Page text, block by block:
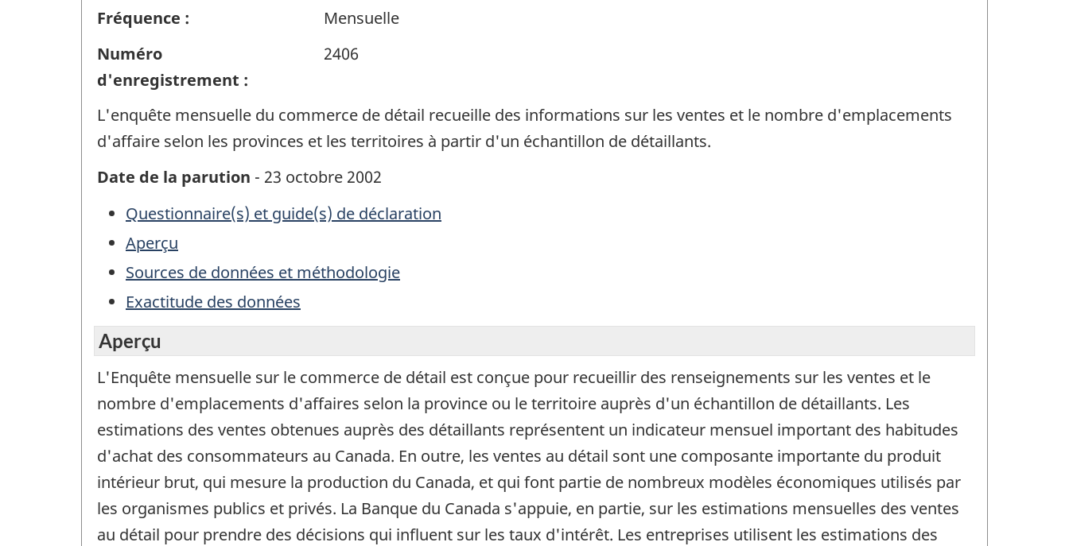
Fréquence :
Mensuelle
Numéro
d'enregistrement :
2406
L'enquête mensuelle du commerce de détail recueille des informations sur les ventes et le nombre d'emplacements
d'affaire selon les provinces et les territoires à partir d'un échantillon de détaillants.
Date de la parution - 23 octobre 2002
Questionnaire(s) et guide(s) de déclaration
Aperçu
Sources de données et méthodologie
Exactitude des données
Aperçu
L'Enquête mensuelle sur le commerce de détail est conçue pour recueillir des renseignements sur les ventes et le
nombre d'emplacements d'affaires selon la province ou le territoire auprès d'un échantillon de détaillants. Les
estimations des ventes obtenues auprès des détaillants représentent un indicateur mensuel important des habitudes
d'achat des consommateurs au Canada. En outre, les ventes au détail sont une composante importante du produit
intérieur brut, qui mesure la production du Canada, et qui font partie de nombreux modèles économiques utilisés par
les organismes publics et privés. La Banque du Canada s'appuie, en partie, sur les estimations mensuelles des ventes
au détail pour prendre des décisions qui influent sur les taux d'intérêt. Les entreprises utilisent les estimations des